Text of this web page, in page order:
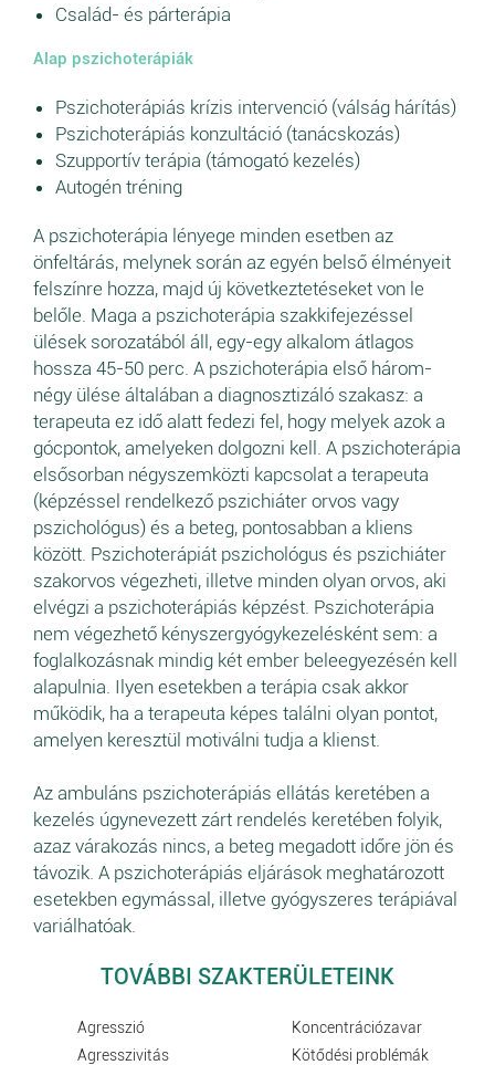
Család- és párterápia
Alap pszichoterápiák
Pszichoterápiás krízis intervenció (válság hárítás)
Pszichoterápiás konzultáció (tanácskozás)
Szupportív terápia (támogató kezelés)
Autogén tréning
A pszichoterápia lényege minden esetben az
önfeltárás, melynek során az egyén belső élményeit
felszínre hozza, majd új következtetéseket von le
belőle. Maga a pszichoterápia szakkifejezéssel
ülések sorozatából áll, egy-egy alkalom átlagos
hossza 45-50 perc. A pszichoterápia első három-
négy ülése általában a diagnosztizáló szakasz: a
terapeuta ez idő alatt fedezi fel, hogy melyek azok a
gócpontok, amelyeken dolgozni kell. A pszichoterápia
elsősorban négyszemközti kapcsolat a terapeuta
(képzéssel rendelkező pszichiáter orvos vagy
pszichológus) és a beteg, pontosabban a kliens
között. Pszichoterápiát pszichológus és pszichiáter
szakorvos végezheti, illetve minden olyan orvos, aki
elvégzi a pszichoterápiás képzést. Pszichoterápia
nem végezhető kényszergyógykezelésként sem: a
foglalkozásnak mindig két ember beleegyezésén kell
alapulnia. Ilyen esetekben a terápia csak akkor
működik, ha a terapeuta képes találni olyan pontot,
amelyen keresztül motiválni tudja a klienst.
Az ambuláns pszichoterápiás ellátás keretében a
kezelés úgynevezett zárt rendelés keretében folyik,
azaz várakozás nincs, a beteg megadott időre jön és
távozik. A pszichoterápiás eljárások meghatározott
esetekben egymással, illetve gyógyszeres terápiával
variálhatóak.
TOVÁBBI SZAKTERÜLETEINK
Agresszió
Agresszivitás
Koncentrációzavar
Kötődési problémák